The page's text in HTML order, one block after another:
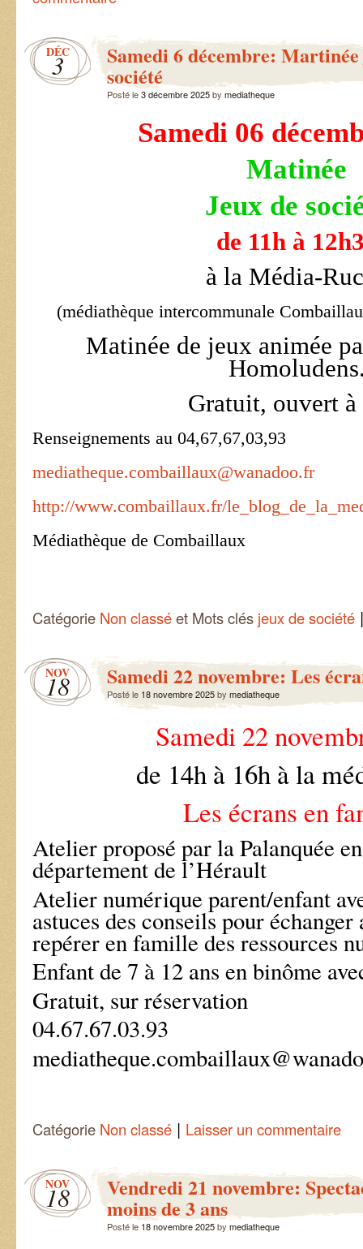
DÉC
3 Samedi 6 décembre:
société
Posté le3 décembre 2025by mediatheque
Samedi 06
Matinée
Jeux de
de 11h à
à la Média-
(médiathèque intercommunale
Matinée de jeux animée
Gratuit, ouvert à
Renseignements au 04,67,67,03,93
mediatheque.combaillaux@wanadoo.fr
http://www.combaillaux.fr/
Médiathèque de Combaillaux
Catégorie Non classéet Mots clés jeux de société |
NOV
18 Samedi 22 novembre: Les
Posté le 18 novembre 2025by mediatheque
Samedi 22
de 14h à 16h à la
Les écrans en
Atelier proposé par la Palanquée
département de l’Hérault
Atelier numérique parent/enfant
astuces des conseils pour échanger
repérer en famille des ressources
Enfant de 7 à 12 ans en binôme
Gratuit, sur réservation
04.67.67.03.93
Catégorie Non classé | Laisser un commentaire
NOV
18 Vendredi 21 novembre:
moins de 3 ans
Posté le 18 novembre 2025by mediatheque